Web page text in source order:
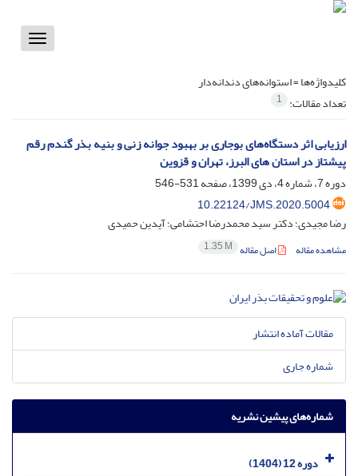
Toggle
کلیدواژه‌ها =استوانه‌های دندانه‌دار
تعداد مقالات: 1
ارزیابی اثر دستگاه‌های بوجاری بر بهبود جوانه زنی و بنیه بذر گندم رقم
پیشتاز در استان های البرز، تهران و قزوین
دوره 7، شماره 4، دی 1399، صفحه
531-546
10.22124/JMS.2020.5004
رضا مجیدی؛ دکتر سید محمدرضا احتشامی؛ آیدین حمیدی
مشاهده مقاله اصل مقاله 1.35 M
مقالات آماده انتشار
شماره جاری
شماره‌های پیشین نشریه
دوره 12 (1404)